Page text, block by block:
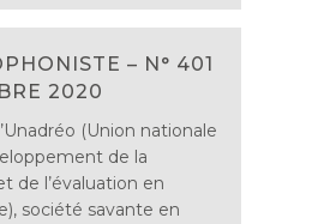
– N° 401
2020
(Union nationale
de la
de l’évaluation en
société savante en